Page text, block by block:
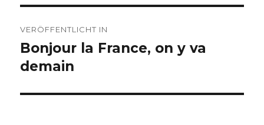
VERÖFFENTLICHT IN
Bonjour la France, on y va
demain